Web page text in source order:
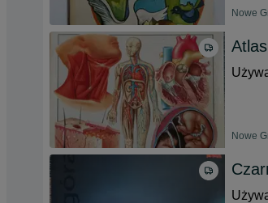
Nowe
Nowe